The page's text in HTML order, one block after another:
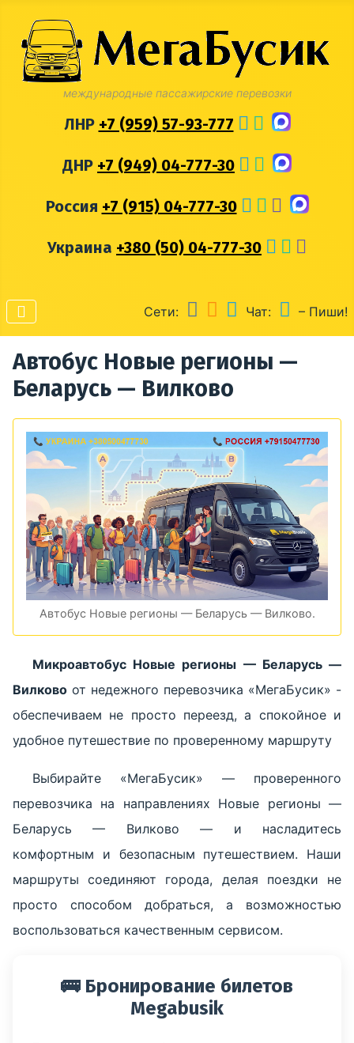
международные пассажирские перевозки
ЛНР +7 (959) 57-93-777
ДНР +7 (949) 04-777-30
Россия +7 (915) 04-777-30
Украина +380 (50) 04-777-30
Сети: Чат: – Пиши!
Автобус Новые регионы —
Беларусь — Вилково
Автобус Новые регионы — Беларусь — Вилково.
Микроавтобус Новые регионы — Беларусь —
Вилково от недежного перевозчика «МегаБусик» -
обеспечиваем не просто переезд, а спокойное и
удобное путешествие по проверенному маршруту
Выбирайте «МегаБусик» — проверенного
перевозчика на направлениях Новые регионы —
Беларусь — Вилково — и насладитесь
комфортным и безопасным путешествием. Наши
маршруты соединяют города, делая поездки не
просто способом добраться, а возможностью
воспользоваться качественным сервисом.
🚌 Бронирование билетов
Megabusik